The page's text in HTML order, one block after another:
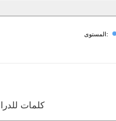
المستوى:
كلمات